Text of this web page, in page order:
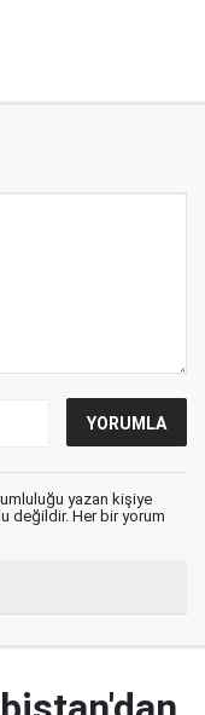
yazan kişiye
değildir. Her bir yorum